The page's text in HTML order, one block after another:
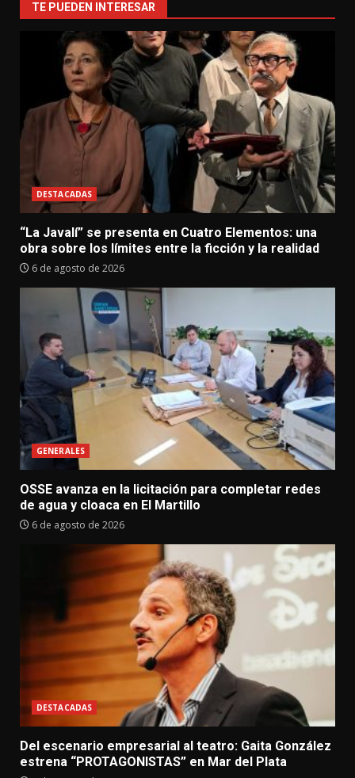
TE PUEDEN INTERESAR
DESTACADAS
“La Javalí” se presenta en Cuatro Elementos: una
obra sobre los límites entre la ficción y la realidad
6 de agosto de 2026
GENERALES
OSSE avanza en la licitación para completar redes
de agua y cloaca en El Martillo
6 de agosto de 2026
DESTACADAS
Del escenario empresarial al teatro: Gaita González
estrena “PROTAGONISTAS” en Mar del Plata